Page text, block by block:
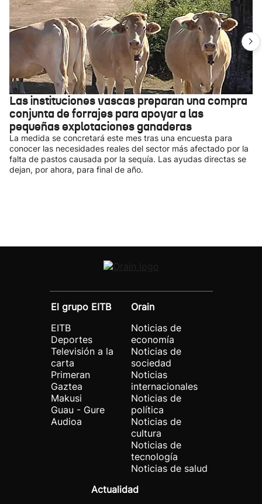
Las instituciones vascas preparan una compra
conjunta de forrajes para apoyar a las
pequeñas explotaciones ganaderas
La medida se concretará este mes tras una encuesta para
conocer las necesidades reales del sector más afectado por la
falta de pastos causada por la sequía. Las ayudas directas se
dejan, por ahora, para final de año.
El grupo EITB
EITB
Deportes
Televisión a la
carta
Primeran
Gaztea
Makusi
Guau - Gure
Audioa
Orain
Noticias de
economía
Noticias de
sociedad
Noticias
internacionales
Noticias de
política
Noticias de
cultura
Noticias de
tecnología
Noticias de salud
Actualidad